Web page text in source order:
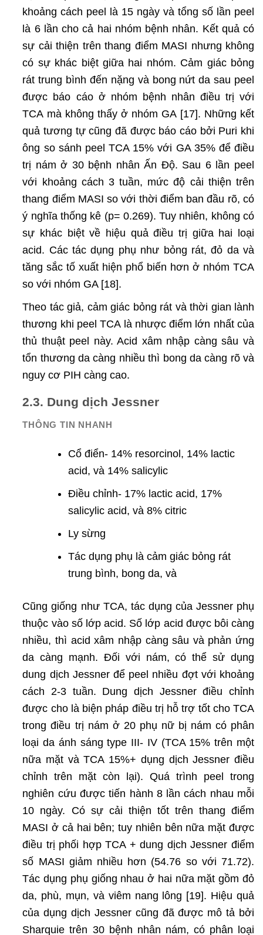
khoảng cách peel là 15 ngày và tổng số lần peel
là 6 lần cho cả hai nhóm bệnh nhân. Kết quả có
sự cải thiện trên thang điểm MASI nhưng không
có sự khác biệt giữa hai nhóm. Cảm giác bỏng
rát trung bình đến nặng và bong nứt da sau peel
được báo cáo ở nhóm bệnh nhân điều trị với
TCA mà không thấy ở nhóm GA [17]. Những kết
quả tương tự cũng đã được báo cáo bởi Puri khi
ông so sánh peel TCA 15% với GA 35% để điều
trị nám ở 30 bệnh nhân Ấn Độ. Sau 6 lần peel
với khoảng cách 3 tuần, mức độ cải thiện trên
thang điểm MASI so với thời điểm ban đầu rõ, có
ý nghĩa thống kê (p= 0.269). Tuy nhiên, không có
sự khác biệt về hiệu quả điều trị giữa hai loại
acid. Các tác dụng phụ như bỏng rát, đỏ da và
tăng sắc tố xuất hiện phổ biến hơn ở nhóm TCA
so với nhóm GA [18].
Theo tác giả, cảm giác bỏng rát và thời gian lành
thương khi peel TCA là nhược điểm lớn nhất của
thủ thuật peel này. Acid xâm nhập càng sâu và
tổn thương da càng nhiều thì bong da càng rõ và
nguy cơ PIH càng cao.
2.3. Dung dịch Jessner
THÔNG TIN NHANH
Cổ điển- 14% resorcinol, 14% lactic
acid, và 14% salicylic
Điều chỉnh- 17% lactic acid, 17%
salicylic acid, và 8% citric
Ly sừng
Tác dụng phụ là cảm giác bỏng rát
trung bình, bong da, và
Cũng giống như TCA, tác dụng của Jessner phụ
thuộc vào số lớp acid. Số lớp acid được bôi càng
nhiều, thì acid xâm nhập càng sâu và phản ứng
da càng mạnh. Đối với nám, có thể sử dụng
dung dịch Jessner để peel nhiều đợt với khoảng
cách 2-3 tuần. Dung dịch Jessner điều chỉnh
được cho là biện pháp điều trị hỗ trợ tốt cho TCA
trong điều trị nám ở 20 phụ nữ bị nám có phân
loại da ánh sáng type III- IV (TCA 15% trên một
nữa mặt và TCA 15%+ dụng dịch Jessner điều
chỉnh trên mặt còn lại). Quá trình peel trong
nghiên cứu được tiến hành 8 lần cách nhau mỗi
10 ngày. Có sự cải thiện tốt trên thang điểm
MASI ở cả hai bên; tuy nhiên bên nữa mặt được
điều trị phối hợp TCA + dung dịch Jessner điểm
số MASI giảm nhiều hơn (54.76 so với 71.72).
Tác dụng phụ giống nhau ở hai nữa mặt gồm đỏ
da, phù, mụn, và viêm nang lông [19]. Hiệu quả
của dụng dịch Jessner cũng đã được mô tả bởi
Sharquie trên 30 bệnh nhân nám, có phân loại